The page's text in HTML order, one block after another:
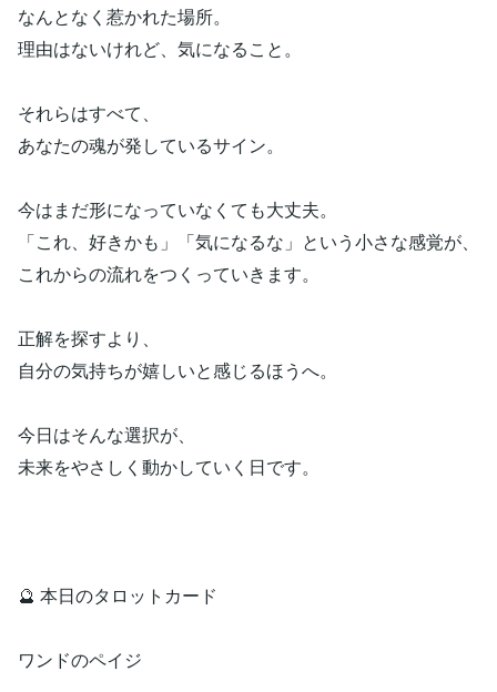
なんとなく惹かれた場所。
理由はないけれど、気になること。
それらはすべて、
あなたの魂が発しているサイン。
今はまだ形になっていなくても大丈夫。
「これ、好きかも」「気になるな」という小さな感覚が、
これからの流れをつくっていきます。
正解を探すより、
自分の気持ちが嬉しいと感じるほうへ。
今日はそんな選択が、
未来をやさしく動かしていく日です。
🔮 本日のタロットカード
ワンドのペイジ